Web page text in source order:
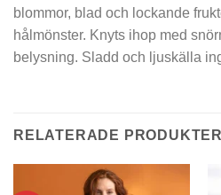
blommor, blad och lockande
hålmönster. Knyts ihop med
belysning. Sladd och ljuskälla
RELATERADE PRODUKTER